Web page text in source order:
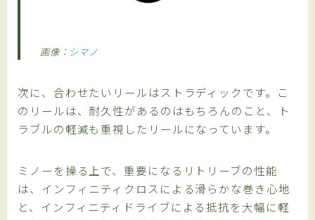
画像： シマノ
次に、合わせたいリールはストラディックです。こ
のリールは、耐久性があるのはもちろんのこと、ト
ラブルの軽減も重視したリールになっています。
ミノーを操る上で、重要になるリトリーブの性能
は、インフィニティクロスによる滑らかな巻き心地
と、インフィニティドライブによる抵抗を大幅に軽